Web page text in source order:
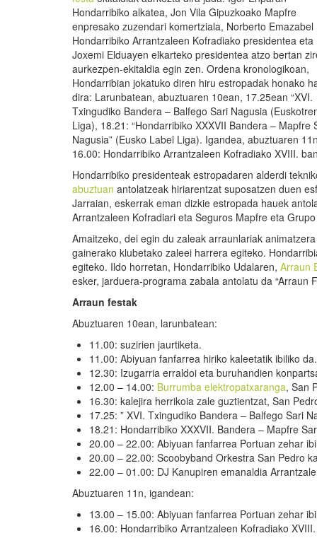
Hondarribiko alkatea, Jon Vila Gipuzkoako Mapfre
enpresako zuzendari komertziala, Norberto Emazabel
Hondarribiko Arrantzaleen Kofradiako presidentea eta
Joxemi Elduayen elkarteko presidentea atzo bertan
aurkezpen-ekitaldia egin zen. Ordena kronologikoan,
Hondarribian jokatuko diren hiru estropadak honako
dira: Larunbatean, abuztuaren 10ean, 17.25ean “XVI.
Txingudiko Bandera – Balfego Sari Nagusia
Liga), 18.21: “Hondarribiko XXXVII Bandera – Mapfre
Nagusia” (Eusko Label Liga). Igandea, abuztuaren
16.00: Hondarribiko Arrantzaleen Kofradiako XVIII.
Hondarribiko presidenteak estropadaren alderdi
abuztuan antolatzeak hiriarentzat suposatzen duen
Jarraian, eskerrak eman dizkie estropada hauek
Arrantzaleen Kofradiari eta Seguros Mapfre eta
Amaitzeko, dei egin du zaleak arraunlariak
gainerako klubetako zaleei harrera egiteko.
egiteko. Ildo horretan, Hondarribiko Udalaren, Arraun
esker, jarduera-programa zabala antolatu da “Arraun
Arraun festak
Abuztuaren 10ean, larunbatean:
11.00: suzirien jaurtiketa.
11.00: Abiyuan fanfarrea hiriko kaleetatik ibiliko da.
12.30: Izugarria erraldoi eta buruhandien
12.00 – 14.00: Burrumba elektropatxaranga, San
16.30: kalejira herrikoia zale guztientzat, San
17.25: ” XVI. Txingudiko Bandera – Balfego Sari
18.21: Hondarribiko XXXVII. Bandera – Mapfre
20.00 – 22.00: Abiyuan fanfarrea Portuan zehar
20.00 – 22.00: Scoobyband Orkestra San Pedro
22.00 – 01.00: DJ Kanupiren emanaldia
Abuztuaren 11n, igandean:
13.00 – 15.00: Abiyuan fanfarrea Portuan zehar
16.00: Hondarribiko Arrantzaleen Kofradiako